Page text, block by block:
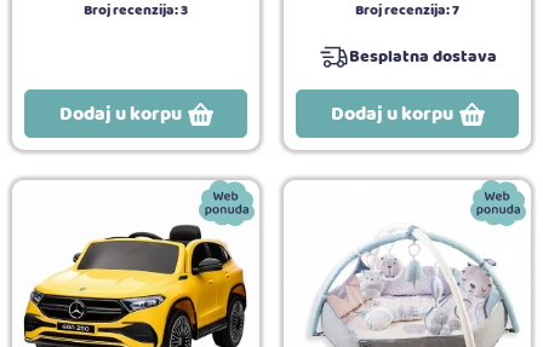
Broj recenzija:3
Dodaj u korpu
Broj recenzija:7
Besplatna dostava
Dodaj u korpu